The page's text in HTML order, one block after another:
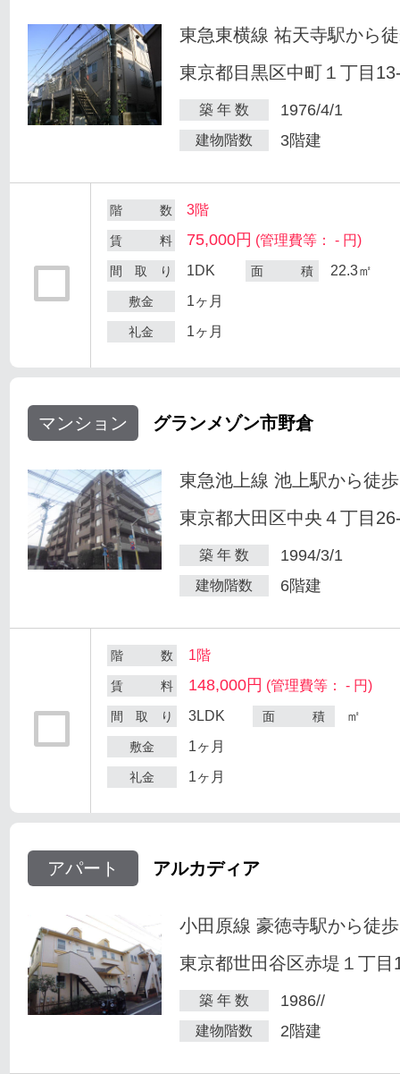
東急東横線 祐天寺駅から
東京都目黒区中町１丁目
築 年 数 1976/4/1
建物階数 3階建
階 数 3階
賃 料 75,000円 (管理費等： - 円)
間 取 り 1DK 面 積 22.3㎡
敷金 1ヶ月
礼金 1ヶ月
マンション グランメゾン市野倉
東急池上線 池上駅から徒
東京都大田区中央４丁目
築 年 数 1994/3/1
建物階数 6階建
階 数 1階
賃 料 148,000円 (管理費等： - 円)
間 取 り 3LDK 面 積 ㎡
敷金 1ヶ月
礼金 1ヶ月
アパート アルカディア
小田原線 豪徳寺駅から徒
東京都世田谷区赤堤１丁目
築 年 数 1986//
建物階数 2階建